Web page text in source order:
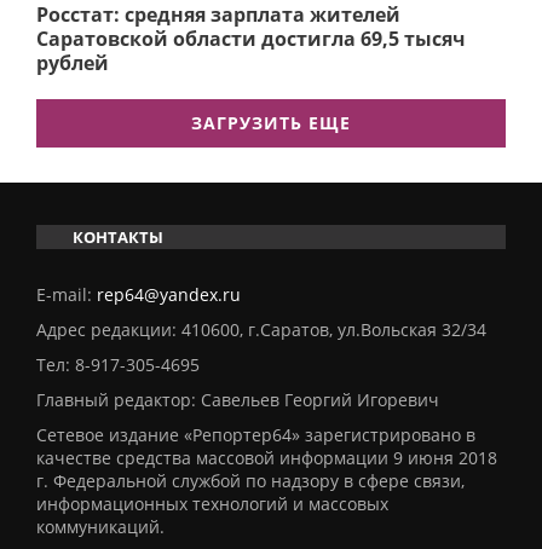
Росстат: средняя зарплата жителей
Саратовской области достигла 69,5 тысяч
рублей
ЗАГРУЗИТЬ ЕЩЕ
КОНТАКТЫ
E-mail: rep64@yandex.ru
Адрес редакции: 410600, г.Саратов, ул.Вольская 32/34
Тел: 8-917-305-4695
Главный редактор: Савельев Георгий Игоревич
Сетевое издание «Репортер64» зарегистрировано в
качестве средства массовой информации 9 июня 2018
г. Федеральной службой по надзору в сфере связи,
информационных технологий и массовых
коммуникаций.